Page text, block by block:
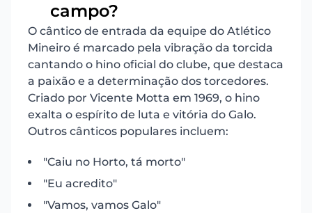
campo?
O cântico de entrada da equipe do Atlético
Mineiro é marcado pela vibração da torcida
cantando o hino oficial do clube, que destaca
a paixão e a determinação dos torcedores.
Criado por Vicente Motta em 1969, o hino
exalta o espírito de luta e vitória do Galo.
Outros cânticos populares incluem:
"Caiu no Horto, tá morto"
"Eu acredito"
"Vamos, vamos Galo"